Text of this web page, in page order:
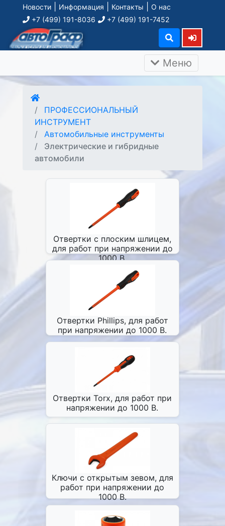
Новости Информация Контакты
О нас
+7 (499) 191-8036
+7 (499) 191-7452
Меню
ПРОФЕССИОНАЛЬНЫЙ
ИНСТРУМЕНТ
Автомобильные инструменты
Электрические и гибридные
автомобили
Отвертки с плоским шлицем,
для работ при напряжении до
1000 В.
Отвертки Phillips, для работ
при напряжении до 1000 В.
Отвертки Torx, для работ при
напряжении до 1000 В.
Ключи с открытым зевом, для
работ при напряжении до
1000 В.